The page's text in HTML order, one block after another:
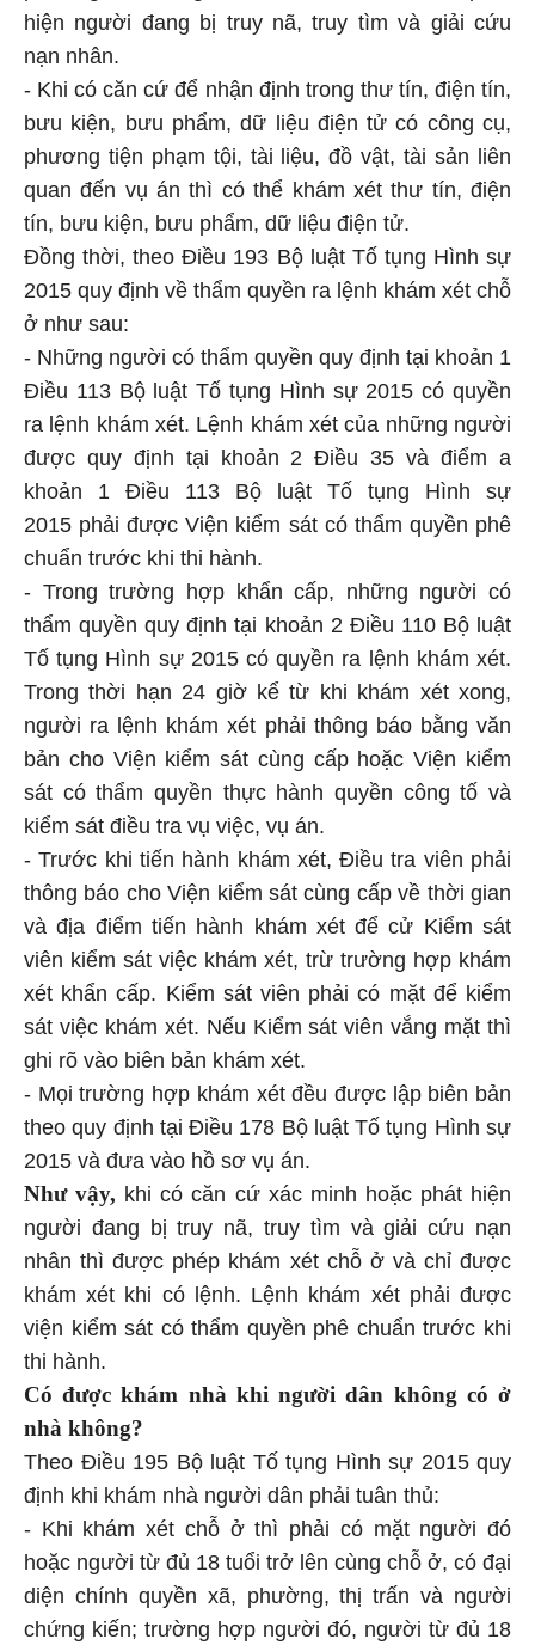
hiện người đang bị truy nã, truy tìm và giải cứu
nạn nhân.
- Khi có căn cứ để nhận định trong thư tín, điện tín,
bưu kiện, bưu phẩm, dữ liệu điện tử có công cụ,
phương tiện phạm tội, tài liệu, đồ vật, tài sản liên
quan đến vụ án thì có thể khám xét thư tín, điện
tín, bưu kiện, bưu phẩm, dữ liệu điện tử.
Đồng thời, theo Điều 193 Bộ luật Tố tụng Hình sự
2015 quy định về thẩm quyền ra lệnh khám xét chỗ
ở như sau:
- Những người có thẩm quyền quy định tại khoản 1
Điều 113 Bộ luật Tố tụng Hình sự 2015 có quyền
ra lệnh khám xét. Lệnh khám xét của những người
được quy định tại khoản 2 Điều 35 và điểm a
khoản 1 Điều 113 Bộ luật Tố tụng Hình sự
2015 phải được Viện kiểm sát có thẩm quyền phê
chuẩn trước khi thi hành.
- Trong trường hợp khẩn cấp, những người có
thẩm quyền quy định tại khoản 2 Điều 110 Bộ luật
Tố tụng Hình sự 2015 có quyền ra lệnh khám xét.
Trong thời hạn 24 giờ kể từ khi khám xét xong,
người ra lệnh khám xét phải thông báo bằng văn
bản cho Viện kiểm sát cùng cấp hoặc Viện kiểm
sát có thẩm quyền thực hành quyền công tố và
kiểm sát điều tra vụ việc, vụ án.
- Trước khi tiến hành khám xét, Điều tra viên phải
thông báo cho Viện kiểm sát cùng cấp về thời gian
và địa điểm tiến hành khám xét để cử Kiểm sát
viên kiểm sát việc khám xét, trừ trường hợp khám
xét khẩn cấp. Kiểm sát viên phải có mặt để kiểm
sát việc khám xét. Nếu Kiểm sát viên vắng mặt thì
ghi rõ vào biên bản khám xét.
- Mọi trường hợp khám xét đều được lập biên bản
theo quy định tại Điều 178 Bộ luật Tố tụng Hình sự
2015 và đưa vào hồ sơ vụ án.
Như vậy, khi có căn cứ xác minh hoặc phát hiện
người đang bị truy nã, truy tìm và giải cứu nạn
nhân thì được phép khám xét chỗ ở và chỉ được
khám xét khi có lệnh. Lệnh khám xét phải được
viện kiểm sát có thẩm quyền phê chuẩn trước khi
thi hành.
Có được khám nhà khi người dân không có ở
nhà không?
Theo Điều 195 Bộ luật Tố tụng Hình sự 2015 quy
định khi khám nhà người dân phải tuân thủ:
- Khi khám xét chỗ ở thì phải có mặt người đó
hoặc người từ đủ 18 tuổi trở lên cùng chỗ ở, có đại
diện chính quyền xã, phường, thị trấn và người
chứng kiến; trường hợp người đó, người từ đủ 18